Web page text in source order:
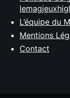
L’équipe du
Mentions
Contact